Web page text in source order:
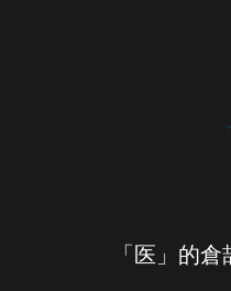
「医」的